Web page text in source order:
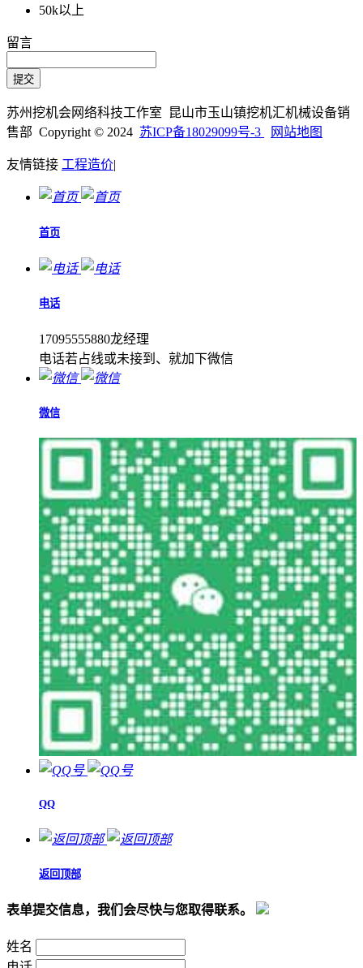
50k以上
留言
苏州挖机会网络科技工作室 昆山市玉山镇挖机汇机械设备销
售部 Copyright © 2024 苏ICP备18029099号-3 网站地图
友情链接 工程造价|
首页
电话
17095555880龙经理
电话若占线或未接到、就加下微信
微信
QQ
返回顶部
表单提交信息，我们会尽快与您取得联系。
姓名